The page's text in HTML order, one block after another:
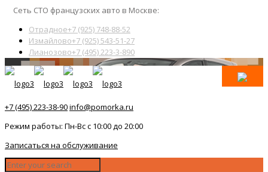
Сеть СТО французских авто в Москве:
Отрадное+7 (925) 748-88-52
Измайлово+7 (925) 543-51-27
Лианозово+7 (495) 223-3-890
+7 (495) 223-38-90info@pomorka.ru
Режим работы: Пн-Вс с 10:00 до 20:00
Записаться на обслуживание